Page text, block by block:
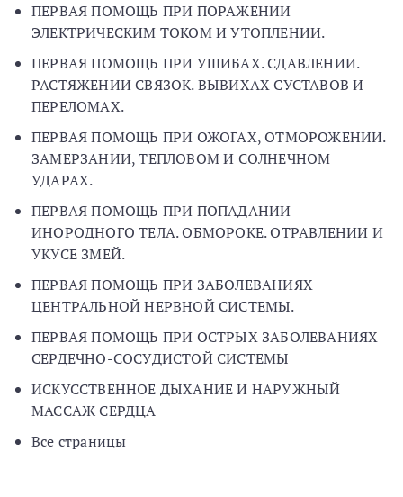
ПЕРВАЯ ПОМОЩЬ ПРИ ПОРАЖЕНИИ
ЭЛЕКТРИЧЕСКИМ ТОКОМ И УТОПЛЕНИИ.
ПЕРВАЯ ПОМОЩЬ ПРИ УШИБАХ. СДАВЛЕНИИ.
РАСТЯЖЕНИИ СВЯЗОК. ВЫВИХАХ СУСТАВОВ И
ПЕРЕЛОМАХ.
ПЕРВАЯ ПОМОЩЬ ПРИ ОЖОГАХ, ОТМОРОЖЕНИИ.
ЗАМЕРЗАНИИ, ТЕПЛОВОМ И СОЛНЕЧНОМ
УДАРАХ.
ПЕРВАЯ ПОМОЩЬ ПРИ ПОПАДАНИИ
ИНОРОДНОГО ТЕЛА. ОБМОРОКЕ. ОТРАВЛЕНИИ И
УКУСЕ ЗМЕЙ.
ПЕРВАЯ ПОМОЩЬ ПРИ ЗАБОЛЕВАНИЯХ
ЦЕНТРАЛЬНОЙ НЕРВНОЙ СИСТЕМЫ.
ПЕРВАЯ ПОМОЩЬ ПРИ ОСТРЫХ ЗАБОЛЕВАНИЯХ
СЕРДЕЧНО-СОСУДИСТОЙ СИСТЕМЫ
ИСКУССТВЕННОЕ ДЫХАНИЕ И НАРУЖНЫЙ
МАССАЖ СЕРДЦА
Все страницы